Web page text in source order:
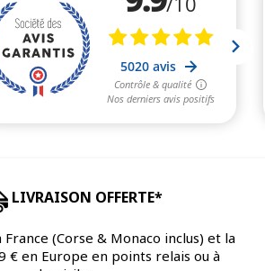
LIVRAISON OFFERTE*
(Corse & Monaco inclus) et la
€ en Europe en points relais ou à